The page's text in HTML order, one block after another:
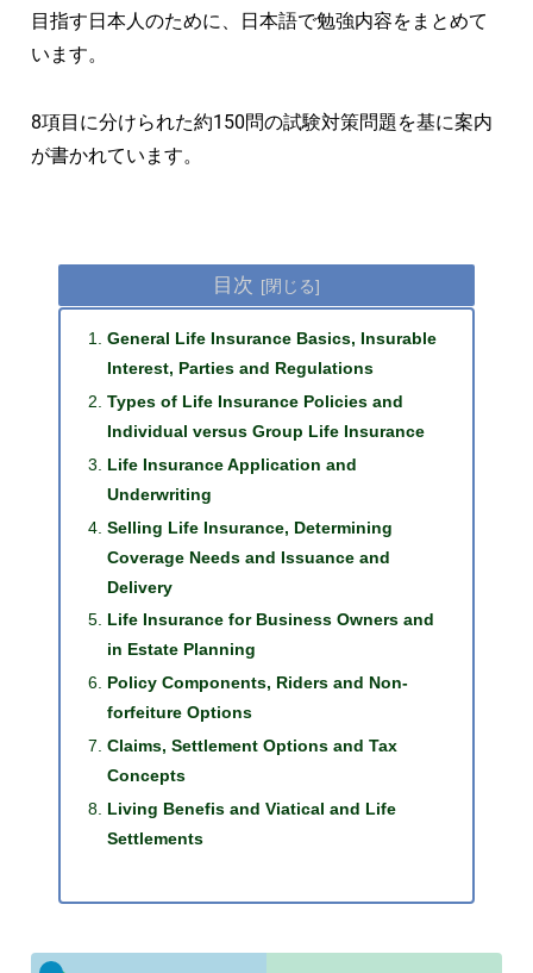
目指す日本人のために、日本語で勉強内容をまとめて
います。
8項目に分けられた約150問の試験対策問題を基に案内
が書かれています。
目次
General Life Insurance Basics, Insurable
Interest, Parties and Regulations
Types of Life Insurance Policies and
Individual versus Group Life Insurance
Life Insurance Application and
Underwriting
Selling Life Insurance, Determining
Coverage Needs and Issuance and
Delivery
Life Insurance for Business Owners and
in Estate Planning
Policy Components, Riders and Non-
forfeiture Options
Claims, Settlement Options and Tax
Concepts
Living Benefis and Viatical and Life
Settlements